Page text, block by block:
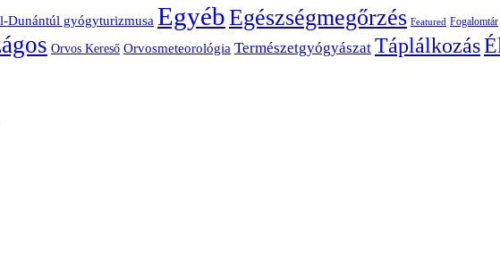
Dunántúl gyógyturizmusa EgyébEgészségmegőrzés Featured Fogalomtár
Orvos Kereső Orvosmeteorológia Természetgyógyászat Táplálkozás